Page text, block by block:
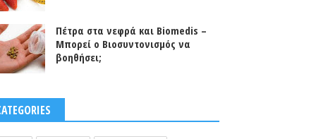
Πέτρα στα νεφρά και Biomedis –
Μπορεί ο Βιοσυντονισμός να
βοηθήσει;